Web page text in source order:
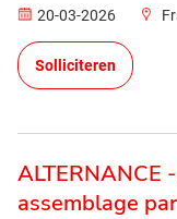
20-03-2026
Solliciteren
ALTERNANCE
assemblage